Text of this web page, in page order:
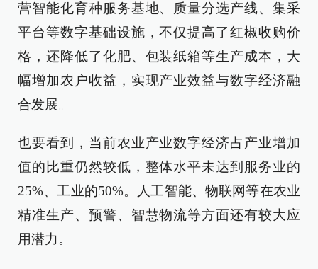
营智能化育种服务基地、质量分选产线、集采
平台等数字基础设施，不仅提高了红椒收购价
格，还降低了化肥、包装纸箱等生产成本，大
幅增加农户收益，实现产业效益与数字经济融
合发展。
也要看到，当前农业产业数字经济占产业增加
值的比重仍然较低，整体水平未达到服务业的
25%、工业的50%。人工智能、物联网等在农业
精准生产、预警、智慧物流等方面还有较大应
用潜力。